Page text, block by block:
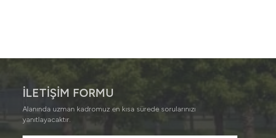
İLETİŞİM FORMU
Alanında uzman kadromuz en kısa sürede sorularınızı
yanıtlayacaktır.